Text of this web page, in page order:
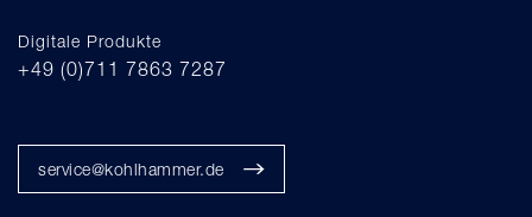
Digitale Produkte
+49 (0)711 7863 7287
service@kohlhammer.de